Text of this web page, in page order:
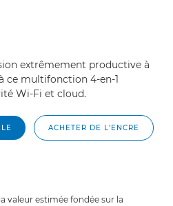
extrêmement productive à
ce multifonction 4-en-1
Wi-Fi et cloud.
ACHETER DE L'ENCRE
valeur estimée fondée sur la